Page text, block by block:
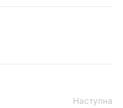
Наступна